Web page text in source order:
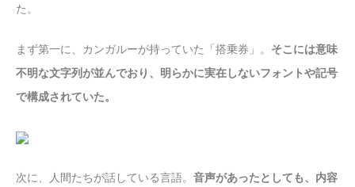
た。
まず第一に、カンガルーが持っていた「搭乗券」。 そこには意味
不明な文字列が並んでおり、明らかに実在しないフォントや記号
で構成されていた。
次に、人間たちが話している言語。 音声があったとしても、内容